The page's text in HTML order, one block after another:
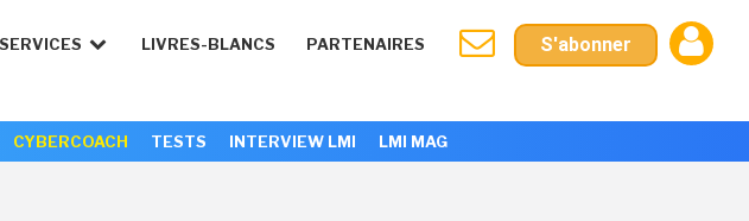
SERVICES LIVRES-BLANCS PARTENAIRES S'abonner
CYBERCOACH TESTS INTERVIEW LMI LMI MAG